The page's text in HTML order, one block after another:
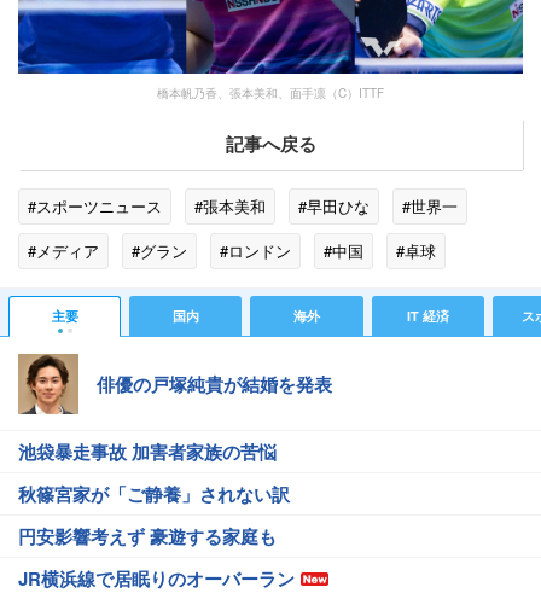
橋本帆乃香、張本美和、面手凛（C）ITTF
記事へ戻る
#スポーツニュース #張本美和 #早田ひな
#世界一
#メディア
#グラン #ロンドン #中国
#卓球
#ドイツ
#フランス #日本生命 #クロアチア
主要 国内 海外 IT 経済 ス
俳優の戸塚純貴が結婚を発表
池袋暴走事故 加害者家族の苦悩
秋篠宮家が「ご静養」されない訳
円安影響考えず 豪遊する家庭も
JR横浜線で居眠りのオーバーラン